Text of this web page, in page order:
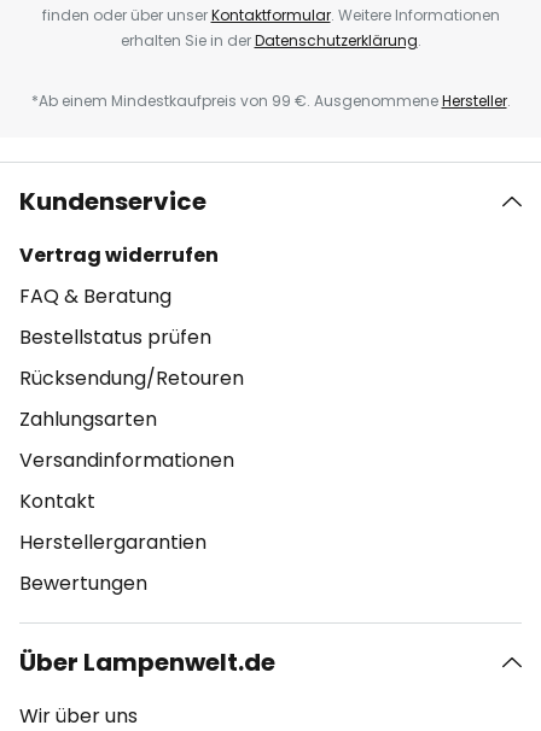
finden oder über unserKontaktformular. Weitere Informationen
erhalten Sie in derDatenschutzerklärung.
*Ab einem Mindestkaufpreis von 99 €. AusgenommeneHersteller.
Kundenservice
Vertrag widerrufen
FAQ & Beratung
Bestellstatus prüfen
Rücksendung/Retouren
Zahlungsarten
Versandinformationen
Kontakt
Herstellergarantien
Bewertungen
Über Lampenwelt.de
Wir über uns